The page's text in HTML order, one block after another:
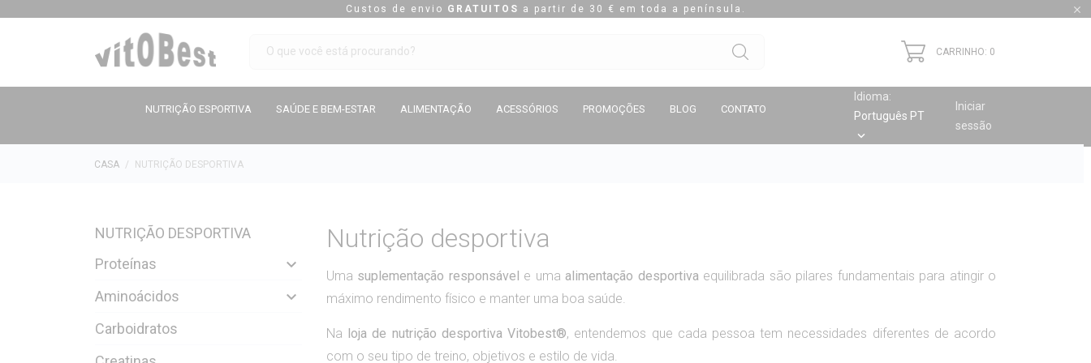
Custos de envio GRATUITOS a partir de 30 € em toda a península. 
CARRINHO: 0
NUTRIÇÃO ESPORTIVA SAÚDE E BEM-ESTAR ALIMENTAÇÃO ACESSÓRIOS PROMOÇÕES BLOG CONTATO
Idioma:
Português PT
keyboard_arrow_down
Iniciar
sessão
CASA NUTRIÇÃO DESPORTIVA
NUTRIÇÃO DESPORTIVA
Proteínas

Aminoácidos 
Carboidratos
Nutrição desportiva
Uma suplementação responsável e uma alimentação desportivaequilibrada são pilares fundamentais para atingir o
máximo rendimento físico e manter uma boa saúde.
Na loja de nutrição desportiva Vitobest®, entendemos que cada pessoa tem necessidades diferentes de acordo
com o seu tipo de treino, objetivos e estilo de vida.